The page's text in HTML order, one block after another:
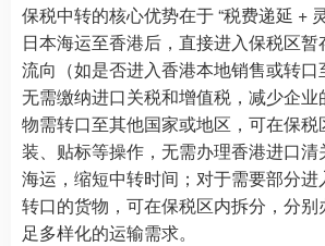
保税中转的核心优势在于 “税费递延 +
日本海运至香港后，直接进入保税区
流向（如是否进入香港本地销售或转口
无需缴纳进口关税和增值税，减少企
物需转口至其他国家或地区，可在保
装、贴标等操作，无需办理香港进口
海运，缩短中转时间；对于需要部分
转口的货物，可在保税区内拆分，分
足多样化的运输需求。